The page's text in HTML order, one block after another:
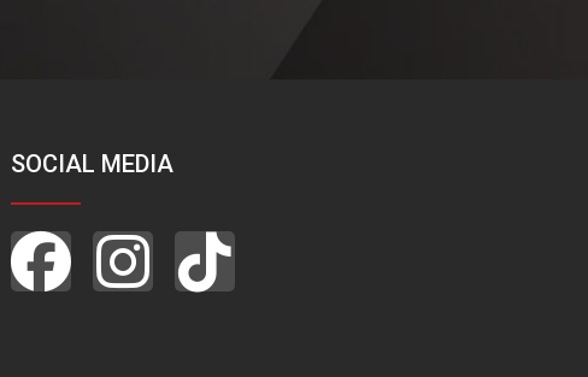
SOCIAL MEDIA